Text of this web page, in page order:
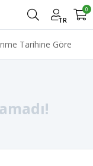
TR
0